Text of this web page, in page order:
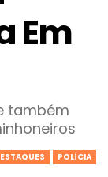
Em
também
POLÍCIA